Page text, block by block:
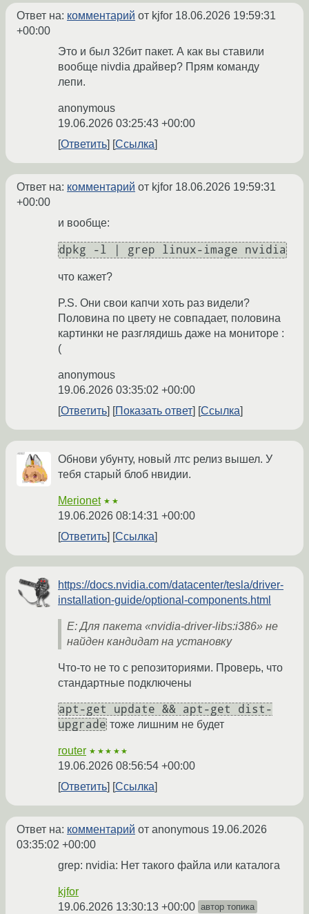
Ответ на: комментарий от kjfor 18.06.2026 19:59:31
+00:00
Это и был 32бит пакет. А как вы ставили
вообще nivdia драйвер? Прям команду
лепи.
anonymous
19.06.2026 03:25:43 +00:00
Ответить
Ссылка
Ответ на: комментарий от kjfor 18.06.2026 19:59:31
+00:00
и вообще:
что кажет?
P.S. Они свои капчи хоть раз видели?
Половина по цвету не совпадает, половина
картинки не разглядишь даже на мониторе :
(
anonymous
19.06.2026 03:35:02 +00:00
Ответить
Показать ответ Ссылка
Обнови убунту, новый лтс релиз вышел. У
тебя старый блоб нвидии.
Merionet ★★
19.06.2026 08:14:31 +00:00
Ответить
Ссылка
https://docs.nvidia.com/datacenter/tesla/driver-
installation-guide/optional-components.html
E: Для пакета «nvidia-driver-libs:i386» не
найден кандидат на установку
Что-то не то с репозиториями. Проверь, что
стандартные подключены
apt-get update && apt-get dist-
upgrade тоже лишним не будет
router ★★★★★
19.06.2026 08:56:54 +00:00
Ответить
Ссылка
Ответ на: комментарий от anonymous 19.06.2026
03:35:02 +00:00
grep: nvidia: Нет такого файла или каталога
kjfor
19.06.2026 13:30:13 +00:00 автор топика